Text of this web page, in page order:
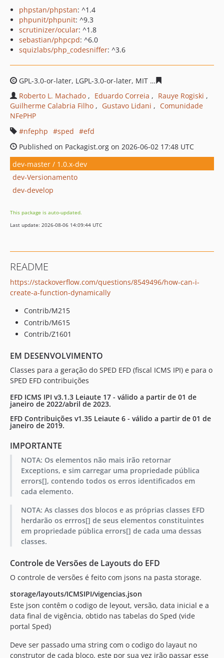
phpstan/phpstan: ^1.4
phpunit/phpunit: ^9.3
scrutinizer/ocular: ^1.8
sebastian/phpcpd: ^6.0
squizlabs/php_codesniffer: ^3.6
GPL-3.0-or-later, LGPL-3.0-or-later, MIT
Roberto L. Machado
Eduardo Correia
Rauye Rogiski
Guilherme Calabria Filho
Gustavo Lidani
Comunidade
NFePHP
nfephp
sped
efd
Published on Packagist.org on 2026-06-02 17:48 UTC
dev-master / 1.0.x-dev
dev-Versionamento
dev-develop
This package is auto-updated.
Last update: 2026-08-06 14:09:44 UTC
README
https://stackoverflow.com/questions/8549496/how-can-i-
create-a-function-dynamically
Contrib/M215
Contrib/M615
Contrib/Z1601
EM DESENVOLVIMENTO
Classes para a geração do SPED EFD (fiscal ICMS IPI) e para o
SPED EFD contribuições
EFD ICMS IPI v3.1.3 Leiaute 17 - válido a partir de 01 de
janeiro de 2022/abril de 2023.
EFD Contribuições v1.35 Leiaute 6 - válido a partir de 01 de
janeiro de 2019.
IMPORTANTE
NOTA: Os elementos não mais irão retornar
Exceptions, e sim carregar uma propriedade pública
errors[], contendo todos os erros identificados em
cada elemento.
NOTA: As classes dos blocos e as próprias classes EFD
herdarão os errros[] de seus elementos constituintes
em propriedade pública errors[] de cada uma dessas
classes.
Controle de Versões de Layouts do EFD
O controle de versões é feito com jsons na pasta storage.
storage/layouts/ICMSIPI/vigencias.json
Este json contêm o codigo de leyout, versão, data inicial e a
data final de vigência, obtido nas tabelas do Sped (vide
portal Sped)
Deve ser passado uma string com o codigo do layaut no
construtor de cada bloco, este por sua vez irão passar esse